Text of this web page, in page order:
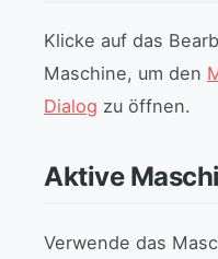
Klicke auf das
Maschine, um den
Dialog zu öffnen.
Aktive
Verwende das